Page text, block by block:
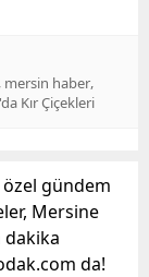
mersin haber
Kır Çiçekleri
gündem
Mersine
dakika
da!